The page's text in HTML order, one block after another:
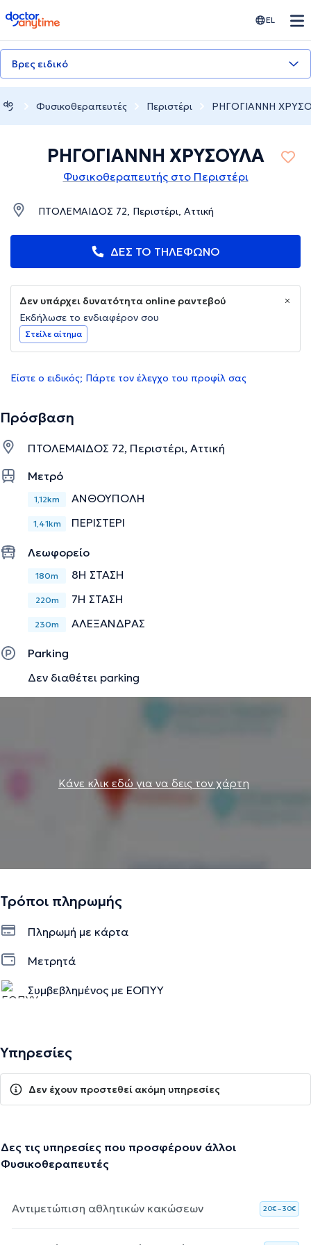
doctoranytime EL
Βρες ειδικό
Φυσικοθεραπευτές Περιστέρι ΡΗΓΟΓΙΑΝΝΗ
ΡΗΓΟΓΙΑΝΝΗ ΧΡΥΣΟΥΛΑ
Φυσικοθεραπευτής στο Περιστέρι
ΠΤΟΛΕΜΑΙΔΟΣ 72, Περιστέρι, Αττική
ΔΕΣ ΤΟ ΤΗΛΕΦΩΝΟ
Δεν υπάρχει δυνατότητα online ραντεβού
Εκδήλωσε το ενδιαφέρον σου
Στείλε αίτημα
Είστε ο ειδικός; Πάρτε τον έλεγχο του προφίλ σας
Πρόσβαση
ΠΤΟΛΕΜΑΙΔΟΣ 72, Περιστέρι, Αττική
Μετρό
1,12km ΑΝΘΟΥΠΟΛΗ
1,41km ΠΕΡΙΣΤΕΡΙ
Λεωφορείο
180m 8Η ΣΤΑΣΗ
220m 7Η ΣΤΑΣΗ
230m ΑΛΕΞΑΝΔΡΑΣ
Parking
Δεν διαθέτει parking
Κάνε κλικ εδώ για να δεις τον χάρτη
Τρόποι πληρωμής
Πληρωμή με κάρτα
Μετρητά
Συμβεβλημένος με ΕΟΠΥΥ
Υπηρεσίες
Δεν έχουν προστεθεί ακόμη υπηρεσίες
Δες τις υπηρεσίες που προσφέρουν άλλοι
Φυσικοθεραπευτές
Αντιμετώπιση αθλητικών κακώσεων 20€ – 30€